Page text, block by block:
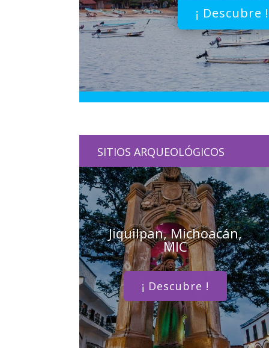
¡ Descubre !
SITIOS ARQUEOLÓGICOS
Jiquilpan, Michoacán,
MIC
¡ Descubre !